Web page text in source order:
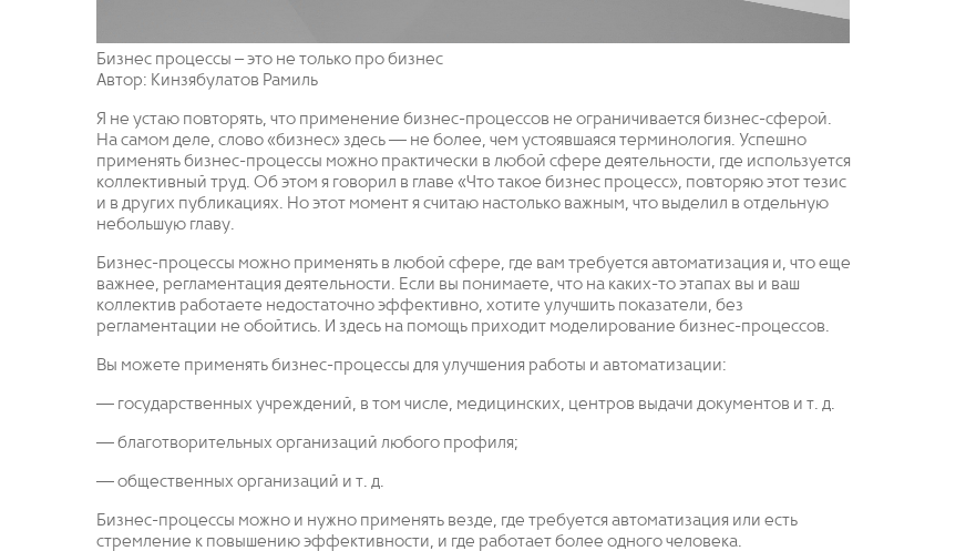
Бизнес процессы – это не только про бизнес
Автор: Кинзябулатов Рамиль
Я не устаю повторять, что применение бизнес-процессов не ограничивается бизнес-сферой.
На самом деле, слово «бизнес» здесь — не более, чем устоявшаяся терминология. Успешно
применять бизнес-процессы можно практически в любой сфере деятельности, где используется
коллективный труд. Об этом я говорил в главе «Что такое бизнес процесс», повторяю этот тезис
и в других публикациях. Но этот момент я считаю настолько важным, что выделил в отдельную
небольшую главу.
Бизнес-процессы можно применять в любой сфере, где вам требуется автоматизация и, что еще
важнее, регламентация деятельности. Если вы понимаете, что на каких-то этапах вы и ваш
коллектив работаете недостаточно эффективно, хотите улучшить показатели, без
регламентации не обойтись. И здесь на помощь приходит моделирование бизнес-процессов.
Вы можете применять бизнес-процессы для улучшения работы и автоматизации:
— государственных учреждений, в том числе, медицинских, центров выдачи документов и т. д.
— благотворительных организаций любого профиля;
— общественных организаций и т. д.
Бизнес-процессы можно и нужно применять везде, где требуется автоматизация или есть
стремление к повышению эффективности, и где работает более одного человека.